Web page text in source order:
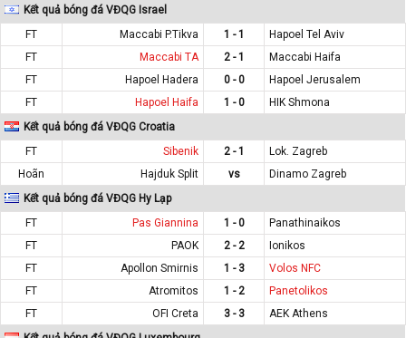
Kết quả bóng đá VĐQG Israel
FT
Maccabi P.Tikva 1 - 1
Hapoel Tel Aviv
FT
Maccabi TA 2 - 1
Maccabi Haifa
FT
Hapoel Hadera 0 - 0
Hapoel Jerusalem
FT
Hapoel Haifa 1 - 0
HIK Shmona
Kết quả bóng đá VĐQG Croatia
FT
Sibenik 2 - 1
Lok. Zagreb
Hoãn
Hajduk Split vs
Dinamo Zagreb
Kết quả bóng đá VĐQG Hy Lạp
FT
Pas Giannina 1 - 0
Panathinaikos
FT
PAOK 2 - 2
Ionikos
FT
Apollon Smirnis 1 - 3
Volos NFC
FT
Atromitos 1 - 2
Panetolikos
FT
OFI Creta 3 - 3
AEK Athens